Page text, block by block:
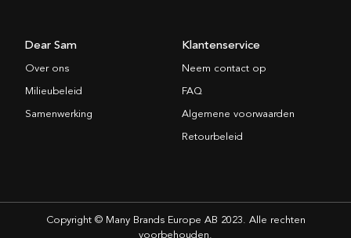
Dear Sam
Over ons
Milieubeleid
Samenwerking
Klantenservice
Neem contact op
FAQ
Algemene voorwaarden
Retourbeleid
Copyright © Many Brands Europe AB 2023. Alle rechten
voorbehouden.